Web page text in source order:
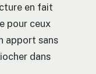
en fait
pour ceux
apport sans
dans